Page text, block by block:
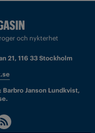
och nykterhet
21, 116 33 Stockholm
Janson Lundkvist,